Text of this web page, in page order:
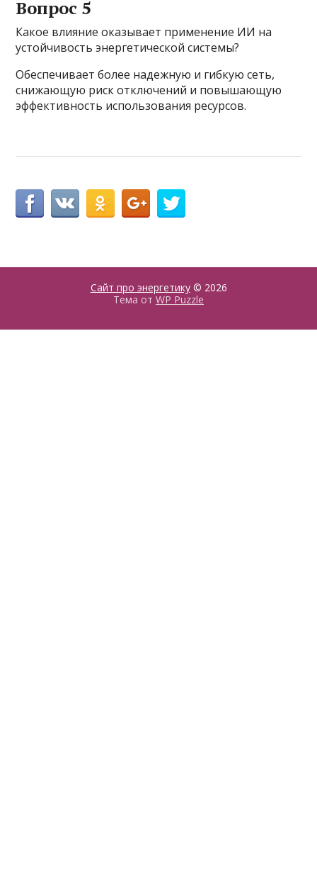
Вопрос 5
Какое влияние оказывает применение ИИ на
устойчивость энергетической системы?
Обеспечивает более надежную и гибкую сеть,
снижающую риск отключений и повышающую
эффективность использования ресурсов.
Сайт про энергетику© 2026
Тема от WP Puzzle